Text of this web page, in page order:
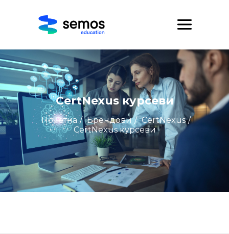
CertNexus курсеви
Почетна / Брендови / CertNexus /
CertNexus курсеви